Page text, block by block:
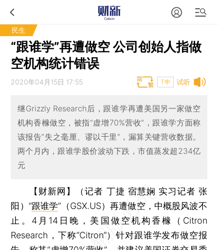
民生
“跟谁学”再遭做空 公司创始人指做
空机构统计错误
试听
2020年04月15日 17:55 T中
继Grizzly Research后，跟谁学再遭美国另一家做空
机构香橼做空，被指“虚增70%营收”，跟谁学方面称
该报告“失之毫厘、谬以千里”，漏算关键营收数据。
两个月内，跟谁学股价波动下跌，市值蒸发超234亿
元
【财新网】（记者 丁捷 宿慧娴 实习记者 张
阳） “跟谁学”（GSX.US）再遭做空，中概股风波不
止。4月14日晚，美国做空机构香橼（Citron
Research，下称“Citron”）针对跟谁学发布做空报